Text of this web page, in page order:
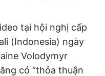
tại hội nghị cấp
(Indonesia) ngày
Volodymyr
có “thỏa thuận